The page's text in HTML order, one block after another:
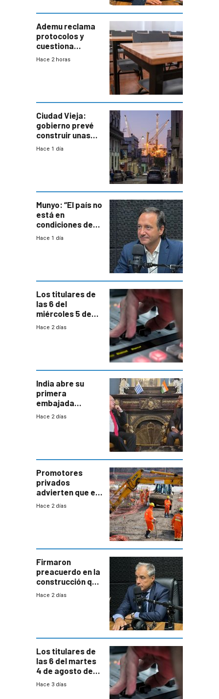
Ademu reclama
protocolos y
cuestiona
demora de
Hace 2 horas
Ciudad Vieja:
gobierno prevé
construir unas
mil viviendas en
Hace 1 día
Munyo: “El país no
está en
condiciones de
enfrentar una
Hace 1 día
Los titulares de
las 6 del
miércoles 5 de
agosto de 2026
Hace 2 días
India abre su
primera
embajada
residente en
enorme
potencial
Hace 2 días
Promotores
privados
advierten que el
nuevo convenio
a revisar
proyectos
Hace 2 días
Firmaron
preacuerdo en la
construcción que
comprende
Hace 2 días
Los titulares de
las 6 del martes
4 de agosto de
2026
Hace 3 días